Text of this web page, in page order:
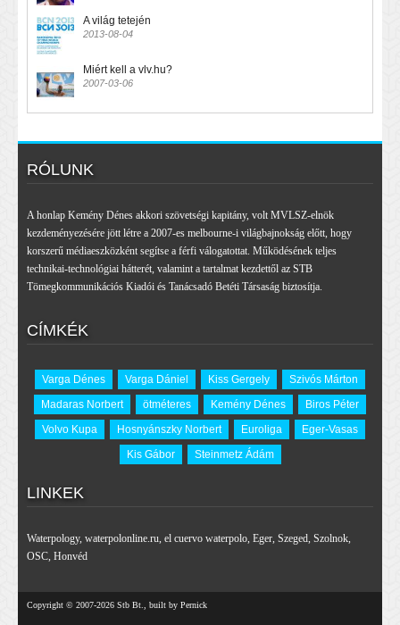
A világ tetején
2013-08-04
Miért kell a vlv.hu?
2007-03-06
RÓLUNK
A honlap Kemény Dénes akkori szövetségi kapitány, volt MVLSZ-elnök
kezdeményezésére jött létre a 2007-es melbourne-i világbajnokság előtt, hogy
korszerű médiaeszközként segítse a férfi válogatottat. Működésének teljes
technikai-technológiai hátterét, valamint a tartalmat kezdettől az STB
Tömegkommunikációs Kiadói és Tanácsadó Betéti Társaság biztosítja.
CÍMKÉK
Varga Dénes Varga Dániel Kiss Gergely
Szivós Márton
Madaras Norbert
ötméteres Kemény Dénes
Biros Péter
Volvo Kupa
Hosnyánszky Norbert Euroliga
Eger-Vasas
Kis Gábor
Steinmetz Ádám
LINKEK
Waterpology, waterpolonline.ru, el cuervo waterpolo, Eger, Szeged, Szolnok,
OSC, Honvéd
Copyright © 2007-2026 Stb Bt., built by Pernick